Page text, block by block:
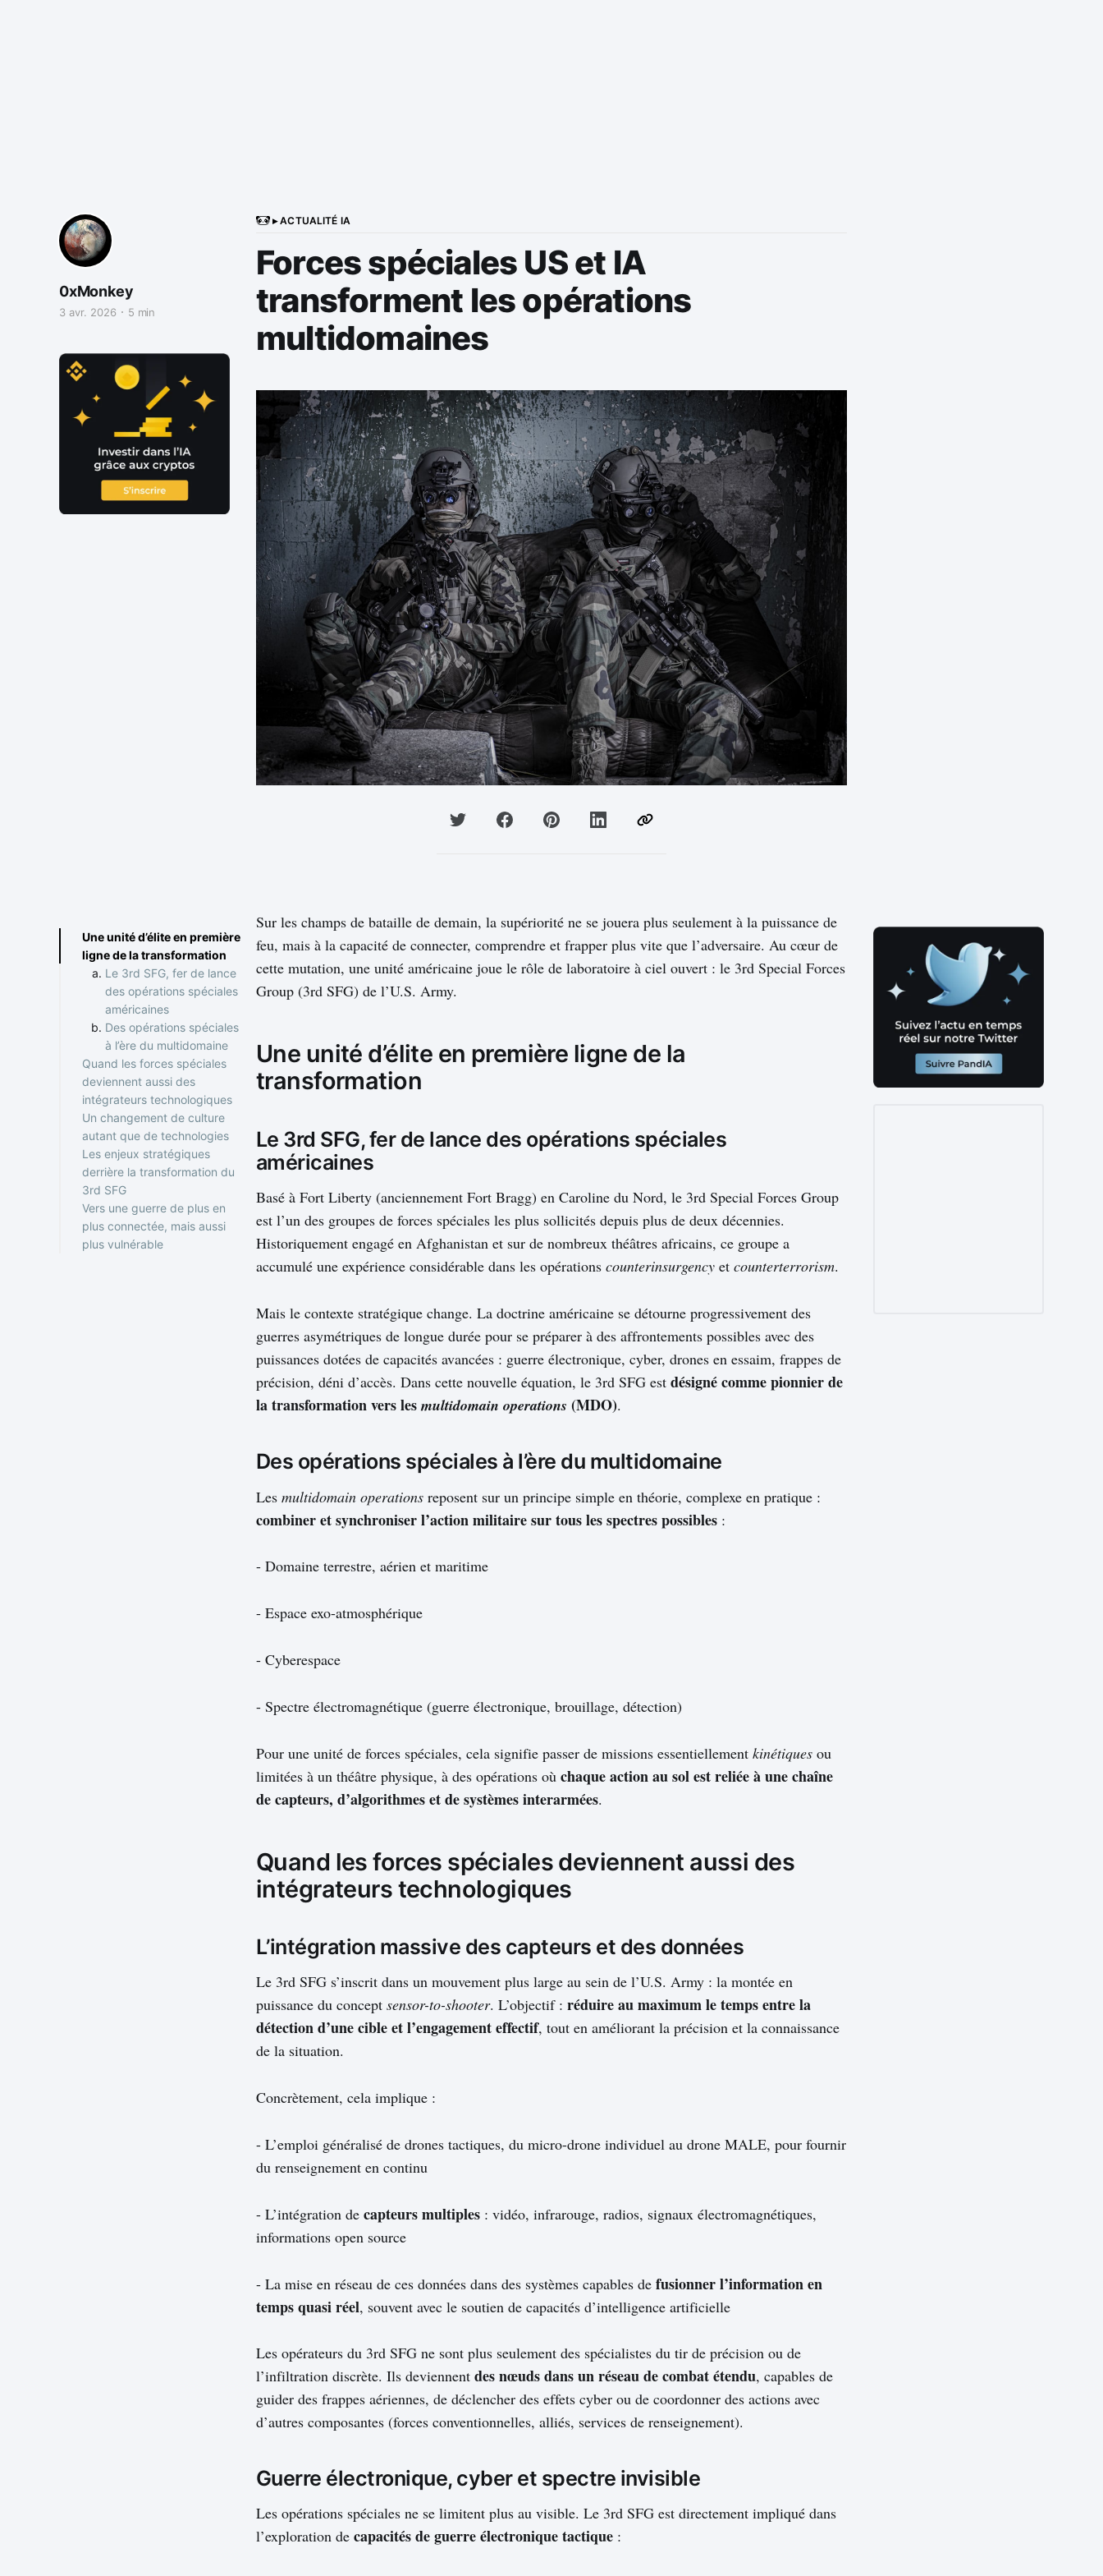
▸ ACTUALITÉ IA
Forces spéciales US et IA
transforment les opérations
multidomaines
0xMonkey
3 avr. 2026 5 min
Une unité d’élite en première
ligne de la transformation
Le 3rd SFG, fer de lance
des opérations spéciales
américaines
Des opérations spéciales
à l’ère du multidomaine
Quand les forces spéciales
deviennent aussi des
intégrateurs technologiques
L’intégration massive des
capteurs et des données
Guerre électronique,
cyber et spectre invisible
Un changement de culture
autant que de technologies
De l’opérateur
“commando” à
l’opérateur “systémique”
Entraînement et
expérimentation
permanente
Les enjeux stratégiques
derrière la transformation du
3rd SFG
S’adapter à des
adversaires de plus en
plus technologisés
Vers une guerre de plus en
plus connectée, mais aussi
plus vulnérable
Sur les champs de bataille de demain, la supériorité ne se jouera plus seulement à la puissance de
feu, mais à la capacité de connecter, comprendre et frapper plus vite que l’adversaire. Au cœur de
cette mutation, une unité américaine joue le rôle de laboratoire à ciel ouvert : le 3rd Special Forces
Group (3rd SFG) de l’U.S. Army.
Une unité d’élite en première ligne de la
transformation
Le 3rd SFG, fer de lance des opérations spéciales
américaines
Basé à Fort Liberty (anciennement Fort Bragg) en Caroline du Nord, le 3rd Special Forces Group
est l’un des groupes de forces spéciales les plus sollicités depuis plus de deux décennies.
Historiquement engagé en Afghanistan et sur de nombreux théâtres africains, ce groupe a
accumulé une expérience considérable dans les opérations counterinsurgency et counterterrorism.
Mais le contexte stratégique change. La doctrine américaine se détourne progressivement des
guerres asymétriques de longue durée pour se préparer à des affrontements possibles avec des
puissances dotées de capacités avancées : guerre électronique, cyber, drones en essaim, frappes de
précision, déni d’accès. Dans cette nouvelle équation, le 3rd SFG est désigné comme pionnier de
la transformation vers les multidomain operations (MDO).
Des opérations spéciales à l’ère du multidomaine
Les multidomain operations reposent sur un principe simple en théorie, complexe en pratique :
combiner et synchroniser l’action militaire sur tous les spectres possibles :
- Domaine terrestre, aérien et maritime
- Espace exo-atmosphérique
- Cyberespace
- Spectre électromagnétique (guerre électronique, brouillage, détection)
Pour une unité de forces spéciales, cela signifie passer de missions essentiellement kinétiques ou
limitées à un théâtre physique, à des opérations où chaque action au sol est reliée à une chaîne
de capteurs, d’algorithmes et de systèmes interarmées.
Quand les forces spéciales deviennent aussi des
intégrateurs technologiques
L’intégration massive des capteurs et des données
Le 3rd SFG s’inscrit dans un mouvement plus large au sein de l’U.S. Army : la montée en
puissance du concept sensor-to-shooter. L’objectif : réduire au maximum le temps entre la
détection d’une cible et l’engagement effectif, tout en améliorant la précision et la connaissance
de la situation.
Concrètement, cela implique :
- L’emploi généralisé de drones tactiques, du micro-drone individuel au drone MALE, pour fournir
du renseignement en continu
- L’intégration de capteurs multiples : vidéo, infrarouge, radios, signaux électromagnétiques,
informations open source
- La mise en réseau de ces données dans des systèmes capables de fusionner l’information en
temps quasi réel, souvent avec le soutien de capacités d’intelligence artificielle
Les opérateurs du 3rd SFG ne sont plus seulement des spécialistes du tir de précision ou de
l’infiltration discrète. Ils deviennent des nœuds dans un réseau de combat étendu, capables de
guider des frappes aériennes, de déclencher des effets cyber ou de coordonner des actions avec
d’autres composantes (forces conventionnelles, alliés, services de renseignement).
Guerre électronique, cyber et spectre invisible
Les opérations spéciales ne se limitent plus au visible. Le 3rd SFG est directement impliqué dans
l’exploration de capacités de guerre électronique tactique :